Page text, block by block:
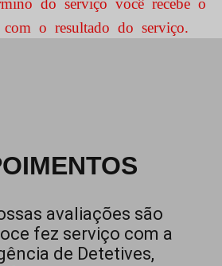
com o resultado do serviço.
avaliações são
fez serviço com a
de Detetives,